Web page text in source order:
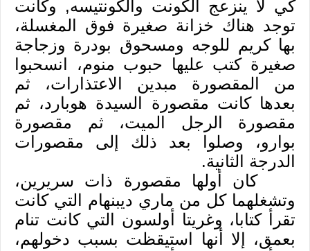
كي لا ينزعج الكونت والكونتيسه, وكانت
توجد هناك خزانة صغيرة فوق المغسلة،
بها كريم للوجه ومسحوق بودرة وزجاجة
صغيرة كتب عليها حبوب منوم، انسحبوا
من المقصورة مبدين الاعتذارات، ثم
بعدها كانت مقصورة السيدة هوبارد، ثم
مقصورة الرجل الميت، ثم مقصورة
بوارو، وصلوا بعد ذلك إلى مقصورات
الدرجة الثانية.
كان أولها مقصورة ذات سريرين،
وتشغلهما كل من ماري ديبنهام التي كانت
تقرأ كتابا، وغريتا أولسون التي كانت تنام
بعمق، إلا أنها استيقظت بسبب دخولهم،